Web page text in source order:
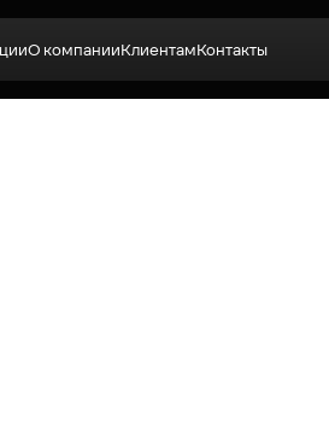
О компанииКлиентамКонтакты